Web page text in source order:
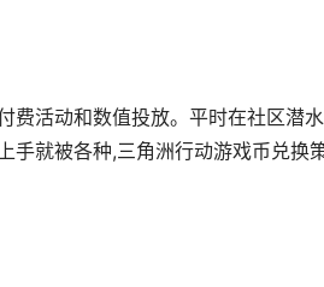
费活动和数值投放。平时在社区潜
手就被各种,三角洲行动游戏币兑换